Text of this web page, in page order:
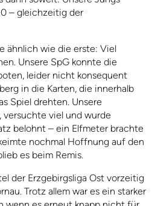
– gleichzeitig der
ähnlich wie die erste: Viel
Unsere SpG konnte die
leider nicht konsequent
in die Karten, die innerhalb
Spiel drehten. Unsere
viel und wurde
belohnt – ein Elfmeter brachte
nochmal Hoffnung auf den
es beim Remis.
der Erzgebirgsliga Ost vorzeitig
Trotz allem war es ein starker